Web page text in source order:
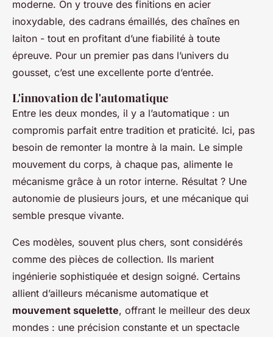
moderne. On y trouve des finitions en acier
inoxydable, des cadrans émaillés, des chaînes en
laiton - tout en profitant d’une fiabilité à toute
épreuve. Pour un premier pas dans l’univers du
gousset, c’est une excellente porte d’entrée.
L'innovation de l'automatique
Entre les deux mondes, il y a l’automatique : un
compromis parfait entre tradition et praticité. Ici, pas
besoin de remonter la montre à la main. Le simple
mouvement du corps, à chaque pas, alimente le
mécanisme grâce à un rotor interne. Résultat ? Une
autonomie de plusieurs jours, et une mécanique qui
semble presque vivante.
Ces modèles, souvent plus chers, sont considérés
comme des pièces de collection. Ils marient
ingénierie sophistiquée et design soigné. Certains
allient d’ailleurs mécanisme automatique et
mouvement squelette, offrant le meilleur des deux
mondes : une précision constante et un spectacle